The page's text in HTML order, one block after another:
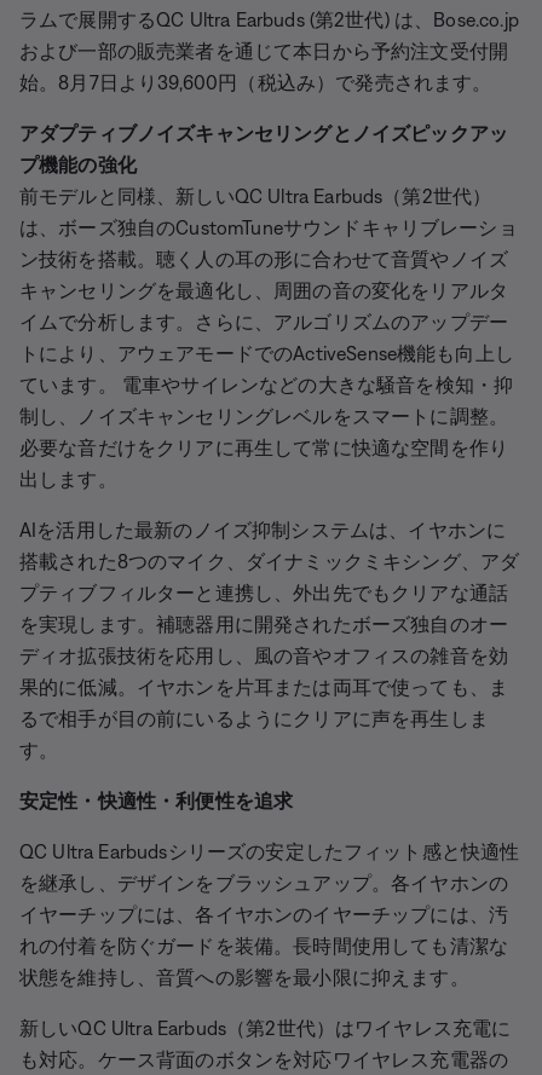
ラムで展開するQC Ultra Earbuds (第2世代) は、Bose.co.jp
および一部の販売業者を通じて本日から予約注文受付開
始。8月7日より39,600円（税込み）で発売されます。
アダプティブノイズキャンセリングとノイズピックアッ
プ機能の強化
前モデルと同様、新しいQC Ultra Earbuds（第2世代）
は、ボーズ独自のCustomTuneサウンドキャリブレーショ
ン技術を搭載。聴く人の耳の形に合わせて音質やノイズ
キャンセリングを最適化し、周囲の音の変化をリアルタ
イムで分析します。さらに、アルゴリズムのアップデー
トにより、アウェアモードでのActiveSense機能も向上し
ています。 電車やサイレンなどの大きな騒音を検知・抑
制し、ノイズキャンセリングレベルをスマートに調整。
必要な音だけをクリアに再生して常に快適な空間を作り
出します。
AIを活用した最新のノイズ抑制システムは、イヤホンに
搭載された8つのマイク、ダイナミックミキシング、アダ
プティブフィルターと連携し、外出先でもクリアな通話
を実現します。補聴器用に開発されたボーズ独自のオー
ディオ拡張技術を応用し、風の音やオフィスの雑音を効
果的に低減。イヤホンを片耳または両耳で使っても、ま
るで相手が目の前にいるようにクリアに声を再生しま
す。
安定性・快適性・利便性を追求
QC Ultra Earbudsシリーズの安定したフィット感と快適性
を継承し、デザインをブラッシュアップ。各イヤホンの
イヤーチップには、各イヤホンのイヤーチップには、汚
れの付着を防ぐガードを装備。長時間使用しても清潔な
状態を維持し、音質への影響を最小限に抑えます。
新しいQC Ultra Earbuds（第2世代）はワイヤレス充電に
も対応。ケース背面のボタンを対応ワイヤレス充電器の